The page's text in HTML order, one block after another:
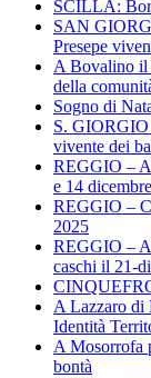
SCILLA:
SAN
Presepe
A Bovalino il
della
Sogno di
S.
vivente dei
REGGIO –
e 14
REGGIO –
2025
REGGIO –
caschi il 21-
A Lazzaro di
Identità
A Mosorrofa
bontà